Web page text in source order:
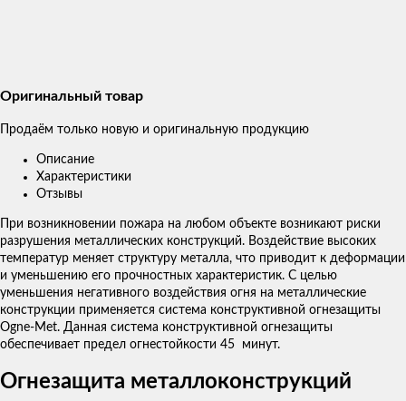
Оригинальный товар
Продаём только новую и оригинальную продукцию
Описание
Характеристики
Отзывы
При возникновении пожара на любом объекте возникают риски
разрушения металлических конструкций. Воздействие высоких
температур меняет структуру металла, что приводит к деформации
и уменьшению его прочностных характеристик. С целью
уменьшения негативного воздействия огня на металлические
конструкции применяется система конструктивной огнезащиты
Ogne-Met. Данная система конструктивной огнезащиты
обеспечивает предел огнестойкости 45 минут.
Огнезащита металлоконструкций